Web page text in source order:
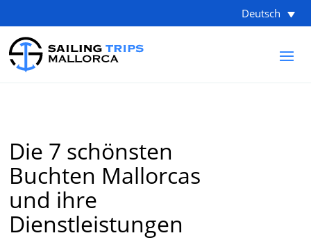
Deutsch
Die 7 schönsten
Buchten Mallorcas
und ihre
Dienstleistungen